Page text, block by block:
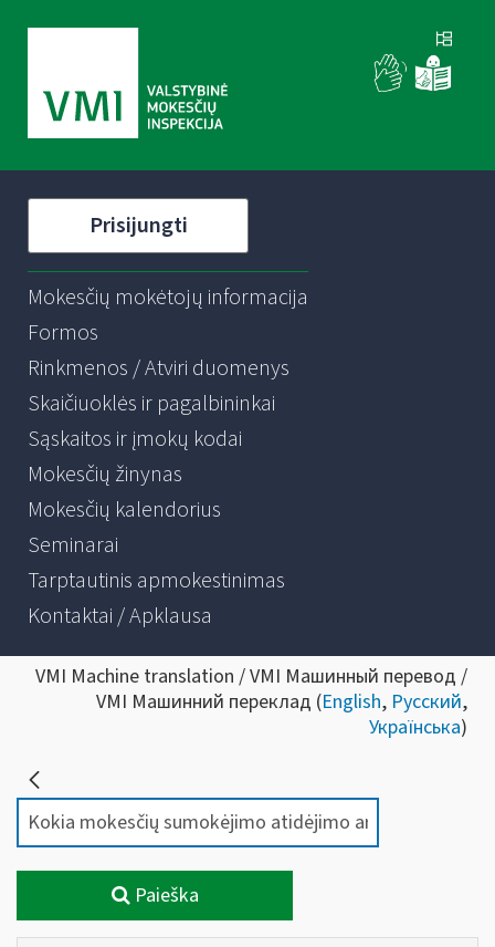
Prisijungti
Mokesčių mokėtojų informacija
Formos
Rinkmenos / Atviri duomenys
Skaičiuoklės ir pagalbininkai
Sąskaitos ir įmokų kodai
Mokesčių žinynas
Mokesčių kalendorius
Seminarai
Tarptautinis apmokestinimas
Kontaktai / Apklausa
VMI Machine translation / VMI Машинный перевод /
VMI Машинний переклад (English, Русский,
Українська)
Paieška